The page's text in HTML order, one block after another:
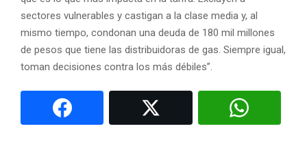
sectores vulnerables y castigan a la clase media y, al
mismo tiempo, condonan una deuda de 180 mil millones
de pesos que tiene las distribuidoras de gas. Siempre igual,
toman decisiones contra los más débiles”.